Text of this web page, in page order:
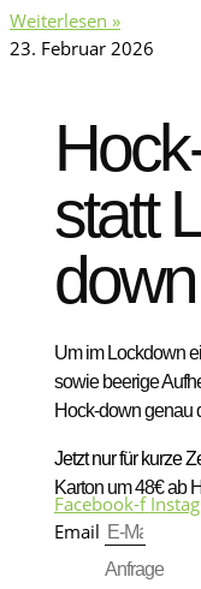
Weiterlesen »
23. Februar 2026
statt
down
Um im Lockdown
sowie beerige
Hock-down genau
Jetzt nur für kurze
Karton um 48€ ab
Facebook-f
Email